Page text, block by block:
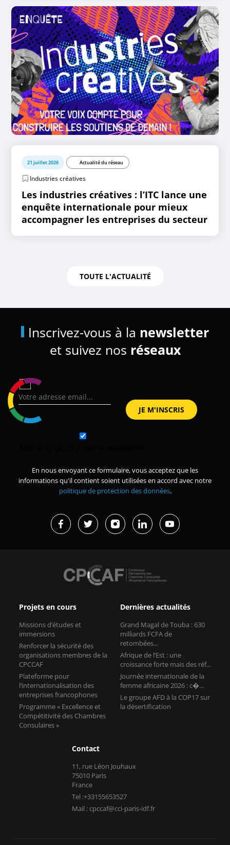
21 juillet 2026 Actualité du réseau
Industries créatives
Les industries créatives : l’ITC lance une
enquête internationale pour mieux
accompagner les entreprises du secteur
TOUTE L'ACTUALITÉ
Inscrivez-vous à la newsletter
et suivez nos réseaux
En nous envoyant ce formulaire, vous acceptez que les
informations qu'il contient soient utilisées en accord avec notre
politique de protection des données.
Projets en cours
Missions d’études et
immersions
Renforcer la sécurité des
organisations membres de la
CPCCAF
Plateforme pour
l’internationalisation des
entreprises francophones
Programme « Excellence et
Compétitivité des Chambres
Consulaires »
Dernières actualités
Grand Magal de Touba : 630
milliards FCFA de
retombées...
Afrique de l’Est : une
croissance forte mais des réf...
Journée internationale de la
femme africaine 2026 : c�...
Le groupe AFD à la COP17 sur
la désertification
Contact
11, rue Léon Jouhaux
75010 Paris
France
Tel :+33155653527
Mail : cpccaf@cci-paris-idf.fr